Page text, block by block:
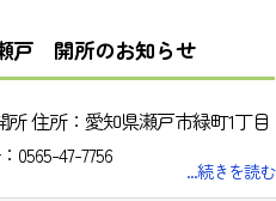
戸 開所のお知らせ
住所：愛知県瀬戸市緑町1丁目
0565-47-7756
...続きを読む